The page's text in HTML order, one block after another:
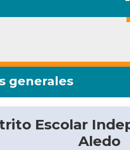
generales
Escolar
Aledo